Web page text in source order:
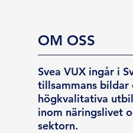
OM OSS
Svea VUX ingår i
tillsammans bildar
högkvalitativa
inom näringslivet
sektorn.